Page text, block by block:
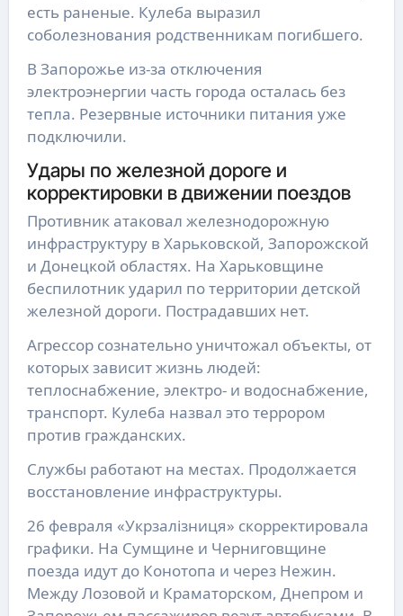
есть раненые. Кулеба выразил
соболезнования родственникам погибшего.
В Запорожье из-за отключения
электроэнергии часть города осталась без
тепла. Резервные источники питания уже
подключили.
Удары по железной дороге и
корректировки в движении поездов
Противник атаковал железнодорожную
инфраструктуру в Харьковской, Запорожской
и Донецкой областях. На Харьковщине
беспилотник ударил по территории детской
железной дороги. Пострадавших нет.
Агрессор сознательно уничтожал объекты, от
которых зависит жизнь людей:
теплоснабжение, электро- и водоснабжение,
транспорт. Кулеба назвал это террором
против гражданских.
Службы работают на местах. Продолжается
восстановление инфраструктуры.
26 февраля «Укрзалізниця» скорректировала
графики. На Сумщине и Черниговщине
поезда идут до Конотопа и через Нежин.
Между Лозовой и Краматорском, Днепром и